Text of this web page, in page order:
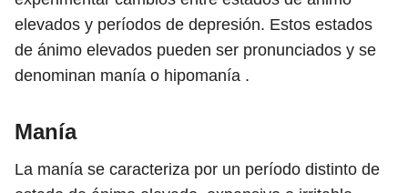
elevados y períodos de depresión. Estos estados
de ánimo elevados pueden ser pronunciados y se
denominan manía o hipomanía .
Manía
La manía se caracteriza por un período distinto de